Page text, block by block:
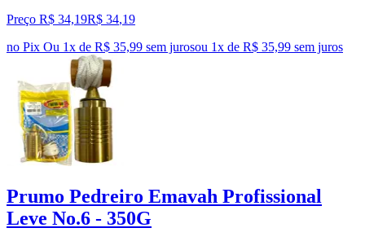
Preço R$ 34,19R$ 34,19
no Pix Ou 1x de R$ 35,99 sem jurosou 1x de R$ 35,99 sem juros
Prumo Pedreiro Emavah Profissional
Leve No.6 - 350G